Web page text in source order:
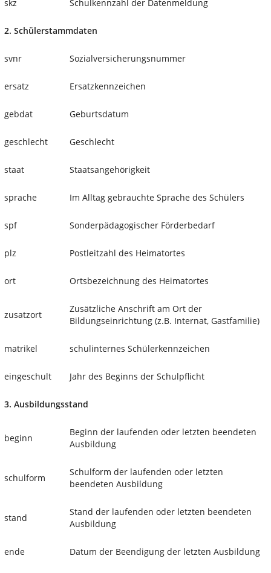
skz Schulkennzahl der Datenmeldung
2. Schülerstammdaten
svnr Sozialversicherungsnummer
ersatz Ersatzkennzeichen
gebdat Geburtsdatum
geschlecht Geschlecht
staat Staatsangehörigkeit
sprache Im Alltag gebrauchte Sprache des Schülers
spf Sonderpädagogischer Förderbedarf
plz Postleitzahl des Heimatortes
ort Ortsbezeichnung des Heimatortes
zusatzort
Zusätzliche Anschrift am Ort der
Bildungseinrichtung (z.B. Internat, Gastfamilie)
matrikel schulinternes Schülerkennzeichen
eingeschult Jahr des Beginns der Schulpflicht
3. Ausbildungsstand
beginn
Beginn der laufenden oder letzten beendeten
Ausbildung
schulform
Schulform der laufenden oder letzten
beendeten Ausbildung
stand
Stand der laufenden oder letzten beendeten
Ausbildung
ende Datum der Beendigung der letzten Ausbildung